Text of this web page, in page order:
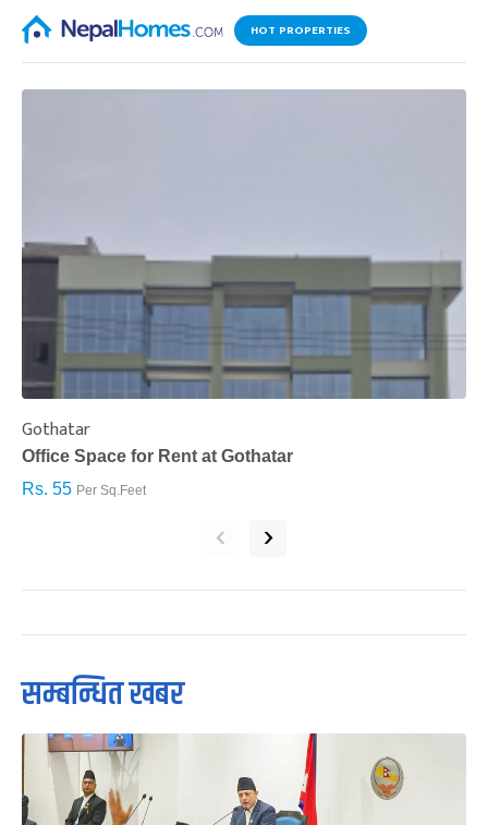
HOT PROPERTIES
Gothatar
Office Space for Rent at Gothatar
Rs. 55 Per Sq.Feet
‹ ›
सम्बन्धित खबर